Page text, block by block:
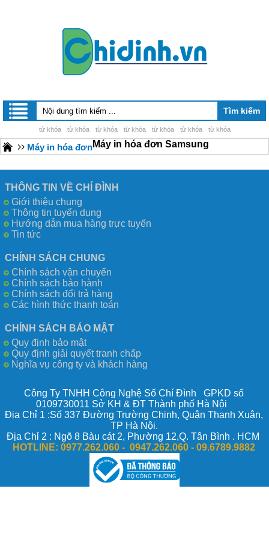
từ khóa từ khóa từ khóa từ khóa từ khóa từ khóa từ khóa
Máy in hóa đơnMáy in hóa đơn Samsung
THÔNG TIN VỀ CHÍ ĐÌNH
Giới thiệu chung
Thông tin tuyển dụng
Hướng dẫn mua hàng trực tuyến
Tin tức
CHÍNH SÁCH CHUNG
Chính sách vận chuyển
Chính sách bảo hành
Chính sách đổi trả hàng
Các hình thức thanh toán
CHÍNH SÁCH BẢO MẬT
Quy định bảo mật
Quy định giải quyết tranh chấp
Nghĩa vụ công ty và khách hàng
Công Ty TNHH Công Nghệ Số Chí Đình GPKD số
0109730011 Sở KH & ĐT Thành phố Hà Nội
Địa Chỉ 1 :Số 337 Đường Trường Chinh, Quận Thanh Xuân,
TP Hà Nội.
Địa Chỉ 2 : Ngõ 8 Bàu cát 2, Phường 12,Q. Tân Bình . HCM
HOTLINE: 0977.262.060 - 0947.262.060 -09.6789.9882